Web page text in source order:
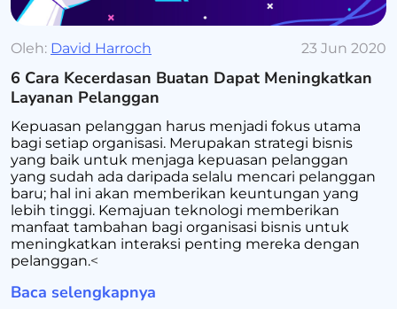
Oleh: David Harroch 23 Jun 2020
6 Cara Kecerdasan Buatan Dapat Meningkatkan
Layanan Pelanggan
Kepuasan pelanggan harus menjadi fokus utama
bagi setiap organisasi. Merupakan strategi bisnis
yang baik untuk menjaga kepuasan pelanggan
yang sudah ada daripada selalu mencari pelanggan
baru; hal ini akan memberikan keuntungan yang
lebih tinggi. Kemajuan teknologi memberikan
manfaat tambahan bagi organisasi bisnis untuk
meningkatkan interaksi penting mereka dengan
pelanggan.<
Baca selengkapnya